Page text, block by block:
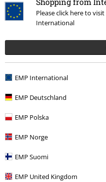
Please click here to
International
EMP International
EMP Deutschland
EMP Polska
EMP Norge
EMP Suomi
EMP United Kingdom
Siste besøk